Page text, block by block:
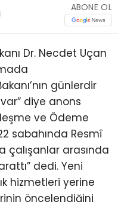
ABONE OL
Dr. Necdet Uçan
günlerdir
diye anons
ve Ödeme
sabahında Resmî
çalışanlar arasında
dedi. Yeni
hizmetleri yerine
öncelendiğini